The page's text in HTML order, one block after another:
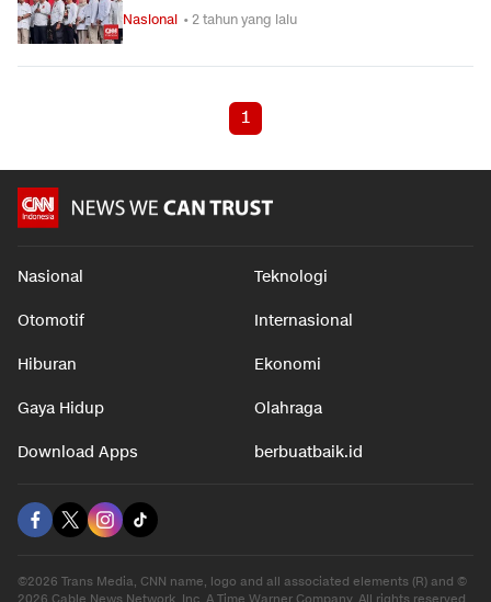
Nasional • 2 tahun yang lalu
1
Nasional Teknologi
Otomotif Internasional
Hiburan Ekonomi
Gaya Hidup Olahraga
Download Apps berbuatbaik.id
©2026 Trans Media, CNN name, logo and all associated elements (R) and ©